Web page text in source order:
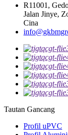
R11001,
Jalan Jinye,
Cina
Tautan Gancang
Profil uPVC